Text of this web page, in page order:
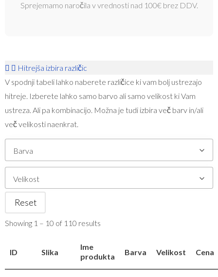
Sprejemamo naročila v vrednosti nad 100€ brez DDV.
Hitrejša izbira različic
V spodnji tabeli lahko naberete različice ki vam bolj ustrezajo
hitreje. Izberete lahko samo barvo ali samo velikost ki Vam
ustreza. Ali pa kombinacijo. Možna je tudi izbira več barv in/ali
več velikosti naenkrat.
Barva
Velikost
Reset
Showing 1 – 10 of 110 results
ID Slika
Ime
produkta
Barva Velikost Cena